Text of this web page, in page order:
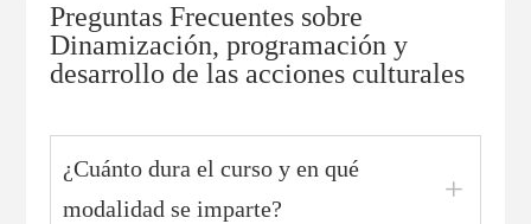
Preguntas Frecuentes sobre
Dinamización, programación y
desarrollo de las acciones culturales
¿Cuánto dura el curso y en qué
modalidad se imparte?
L